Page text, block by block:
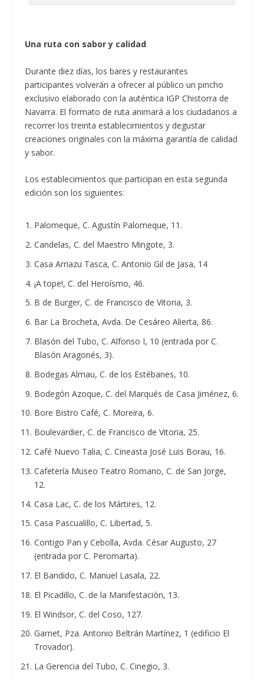
Una ruta con sabor y calidad
Durante diez días, los bares y restaurantes
participantes volverán a ofrecer al público un pincho
exclusivo elaborado con la auténtica IGP Chistorra de
Navarra. El formato de ruta animará a los ciudadanos a
recorrer los treinta establecimientos y degustar
creaciones originales con la máxima garantía de calidad
y sabor.
Los establecimientos que participan en esta segunda
edición son los siguientes:
Palomeque, C. Agustín Palomeque, 11.
Candelas, C. del Maestro Mingote, 3.
Casa Arriazu Tasca, C. Antonio Gil de Jasa, 14
¡A tope!, C. del Heroísmo, 46.
B de Burger, C. de Francisco de Vitoria, 3.
Bar La Brocheta, Avda. De Cesáreo Alierta, 86.
Blasón del Tubo, C. Alfonso I, 10 (entrada por C.
Blasón Aragonés, 3).
Bodegas Almau, C. de los Estébanes, 10.
Bodegón Azoque, C. del Marqués de Casa Jiménez, 6.
Bore Bistro Café, C. Moreira, 6.
Boulevardier, C. de Francisco de Vitoria, 25.
Café Nuevo Talia, C. Cineasta José Luis Borau, 16.
Cafetería Museo Teatro Romano, C. de San Jorge,
12.
Casa Lac, C. de los Mártires, 12.
Casa Pascualillo, C. Libertad, 5.
Contigo Pan y Cebolla, Avda. César Augusto, 27
(entrada por C. Peromarta).
El Bandido, C. Manuel Lasala, 22.
El Picadillo, C. de la Manifestación, 13.
El Windsor, C. del Coso, 127.
Garnet, Pza. Antonio Beltrán Martínez, 1 (edificio El
Trovador).
La Gerencia del Tubo, C. Cinegio, 3.